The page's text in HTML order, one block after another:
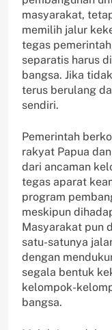
masyarakat,
memilih jalur
tegas
separatis harus
bangsa. Jika
terus berulang
sendiri.
Pemerintah
rakyat Papua
dari ancaman
tegas aparat
program
meskipun
Masyarakat pun
satu-satunya
dengan
segala bentuk
kelompok-
bangsa.